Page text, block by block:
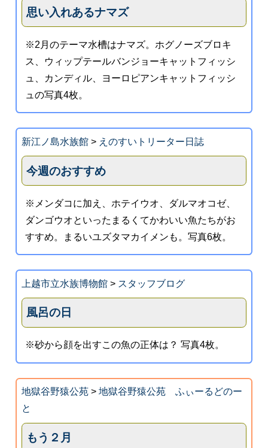
思い入れあるナマズ
※2月のテーマ水槽はナマズ。ホグノーズブロキ
ス、ウィップテールバンジョーキャットフィッシ
ュ、カンディル、ヨーロピアンキャットフィッシ
ュの写真4枚。
新江ノ島水族館> えのすいトリーター日誌
今週のおすすめ
※メンダコに加え、ホテイウオ、ダルマオコゼ、
ダンゴウオといったまるくてかわいい魚たちがお
すすめ。まるいユズタマカイメンも。写真6枚。
上越市立水族博物館> スタッフブログ
風呂の日
※砂から顔を出すこの魚の正体は？ 写真4枚。
地獄谷野猿公苑> 地獄谷野猿公苑 ふぃーるどのー
と
もう２月